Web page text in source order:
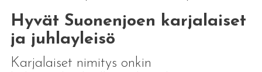
Hyvät Suonenjoen karjalaiset
ja juhlayleisö
Karjalaiset nimitys onkin